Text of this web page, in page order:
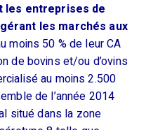
les entreprises de
les marchés aux
moins 50 % de leur CA
de bovins et/ou d’ovins
au moins 2.500
de l’année 2014
situé dans la zone